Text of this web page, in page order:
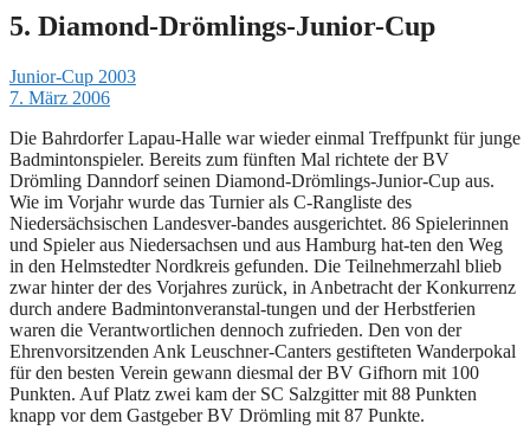
5. Diamond-Drömlings-Junior-Cup
Junior-Cup 2003
7. März 2006
Die Bahrdorfer Lapau-Halle war wieder einmal Treffpunkt für junge
Badmintonspieler. Bereits zum fünften Mal richtete der BV
Drömling Danndorf seinen Diamond-Drömlings-Junior-Cup aus.
Wie im Vorjahr wurde das Turnier als C-Rangliste des
Niedersächsischen Landesver-bandes ausgerichtet. 86 Spielerinnen
und Spieler aus Niedersachsen und aus Hamburg hat-ten den Weg
in den Helmstedter Nordkreis gefunden. Die Teilnehmerzahl blieb
zwar hinter der des Vorjahres zurück, in Anbetracht der Konkurrenz
durch andere Badmintonveranstal-tungen und der Herbstferien
waren die Verantwortlichen dennoch zufrieden. Den von der
Ehrenvorsitzenden Ank Leuschner-Canters gestifteten Wanderpokal
für den besten Verein gewann diesmal der BV Gifhorn mit 100
Punkten. Auf Platz zwei kam der SC Salzgitter mit 88 Punkten
knapp vor dem Gastgeber BV Drömling mit 87 Punkte.